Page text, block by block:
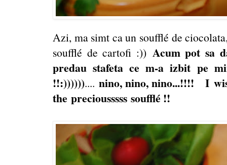
Azi, ma simt ca un soufflé de
soufflé de cartofi :)) Acum pot sa
predau stafeta ce m-a izbit pe
!!:))))))....nino, nino, nino...!!!!
I
the preciousssss soufflé !!